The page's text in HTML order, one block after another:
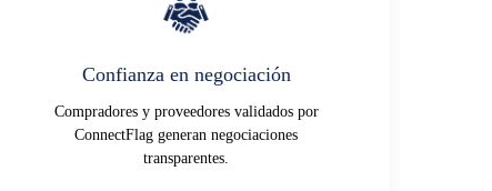
Confianza en negociación
Compradores y proveedores validados por
ConnectFlag generan negociaciones
transparentes.